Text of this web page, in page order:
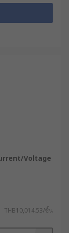
Voltage
THB10,014.53/ชิ้น